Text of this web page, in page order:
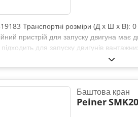
Транспортні розміри (Д x Ш x В):
пристрій для запуску двигуна має
для запуску двигунів
або 24 В, не пошкоджуючи бортову
Баштова кран
Peiner